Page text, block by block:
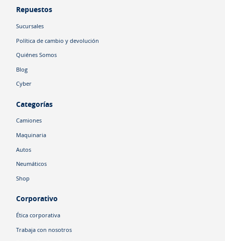
Repuestos
Sucursales
Política de cambio y devolución
Quiénes Somos
Blog
Cyber
Categorías
Camiones
Maquinaria
Autos
Neumáticos
Shop
Corporativo
Ética corporativa
Trabaja con nosotros